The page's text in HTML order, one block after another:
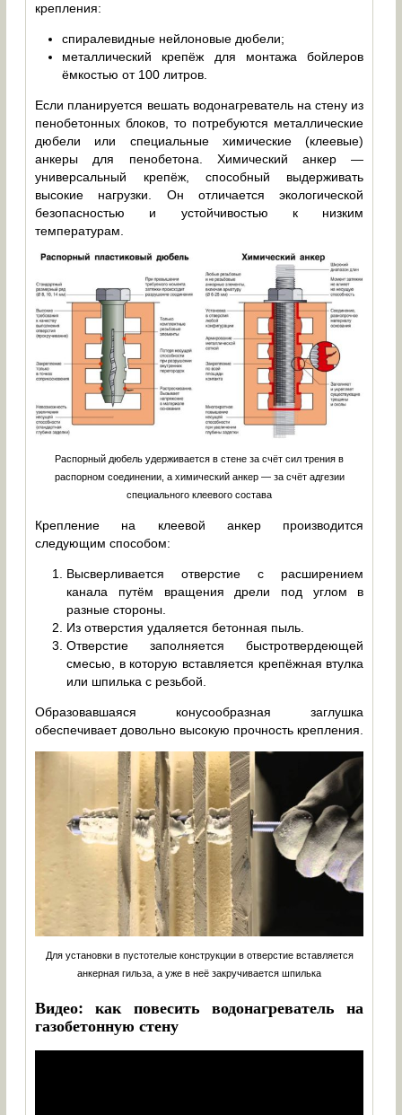
крепления:
спиралевидные нейлоновые дюбели;
металлический крепёж для монтажа бойлеров
ёмкостью от 100 литров.
Если планируется вешать водонагреватель на стену из
пенобетонных блоков, то потребуются металлические
дюбели или специальные химические (клеевые)
анкеры для пенобетона. Химический анкер —
универсальный крепёж, способный выдерживать
высокие нагрузки. Он отличается экологической
безопасностью и устойчивостью к низким
температурам.
Распорный дюбель удерживается в стене за счёт сил трения в
распорном соединении, а химический анкер — за счёт адгезии
специального клеевого состава
Крепление на клеевой анкер производится
следующим способом:
Высверливается отверстие с расширением
канала путём вращения дрели под углом в
разные стороны.
Из отверстия удаляется бетонная пыль.
Отверстие заполняется быстротвердеющей
смесью, в которую вставляется крепёжная втулка
или шпилька с резьбой.
Образовавшаяся конусообразная заглушка
обеспечивает довольно высокую прочность крепления.
Для установки в пустотелые конструкции в отверстие вставляется
анкерная гильза, а уже в неё закручивается шпилька
Видео: как повесить водонагреватель на
газобетонную стену